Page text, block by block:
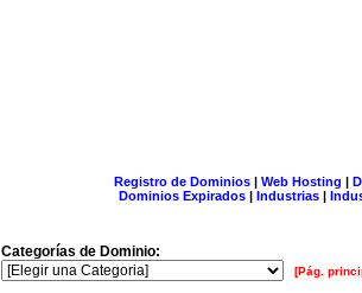
Registro de Dominios| Web Hosting |
Dominios Expirados | Industrias |
Categorías de Dominio:
[Pág.